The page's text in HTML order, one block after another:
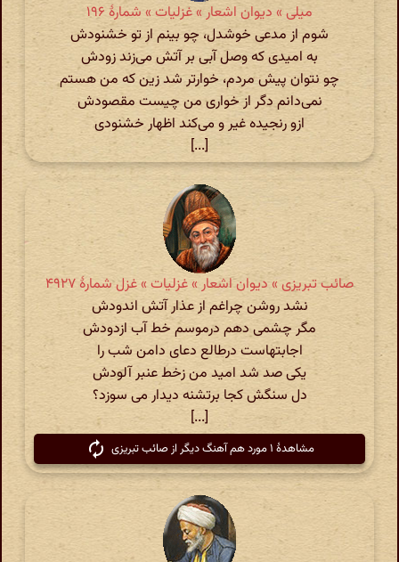
میلی » دیوان اشعار » غزلیات » شمارهٔ ۱۹۶
شوم از مدعی خوشدل، چو بینم از تو خشنودش
به امیدی که وصل آبی بر آتش می‌زند زودش
چو نتوان پیش مردم، خوارتر شد زین که من هستم
نمی‌دانم دگر از خواری من چیست مقصودش
ازو رنجیده غیر و می‌کند اظهار خشنودی
[...]
صائب تبریزی » دیوان اشعار » غزلیات » غزل شمارهٔ ۴۹۲۷
نشد روشن چراغم از عذار آتش اندودش
مگر چشمی دهم درموسم خط آب ازدودش
اجابتهاست درطالع دعای دامن شب را
یکی صد شد امید من زخط عنبر آلودش
دل سنگش کجا برتشنه دیدار می سوزد؟
[...]
مشاهدهٔ ۱ مورد هم آهنگ دیگر از صائب تبریزی